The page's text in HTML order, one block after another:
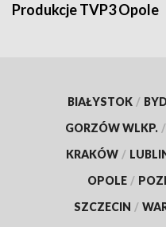
Produkcje TVP3 Opole
BIAŁYSTOK /
GORZÓW WLKP. /
KRAKÓW /
OPOLE /
SZCZECIN /